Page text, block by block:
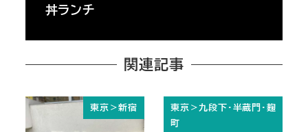
丼ランチ
関連記事
東京＞新宿
東京＞九段下・半蔵門・麹
町